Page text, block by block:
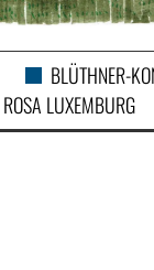
BLÜTHNER-
ROSA LUXEMBURG